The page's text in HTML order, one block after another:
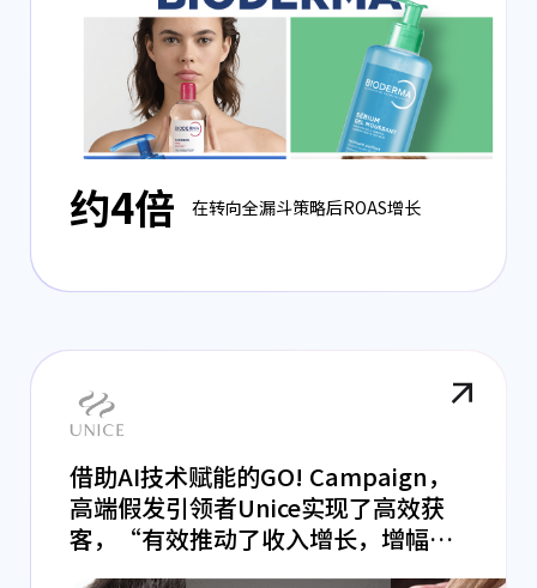
约4倍 在转向全漏斗策略后ROAS增长
借助AI技术赋能的GO! Campaign，
高端假发引领者Unice实现了高效获
客，“有效推动了收入增长，增幅高
达66%。”